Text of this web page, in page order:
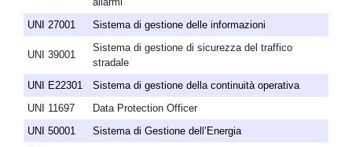
UNI 27001
Sistema di gestione delle informazioni
UNI 39001
Sistema di gestione di sicurezza del traffico
stradale
UNI E22301
Sistema di gestione della continuità operativa
UNI 11697
Data Protection Officer
UNI 50001
Sistema di Gestione dell’Energia